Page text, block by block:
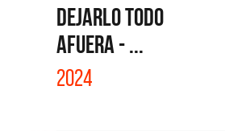
DEJARLO TODO
AFUERA - ...
2024